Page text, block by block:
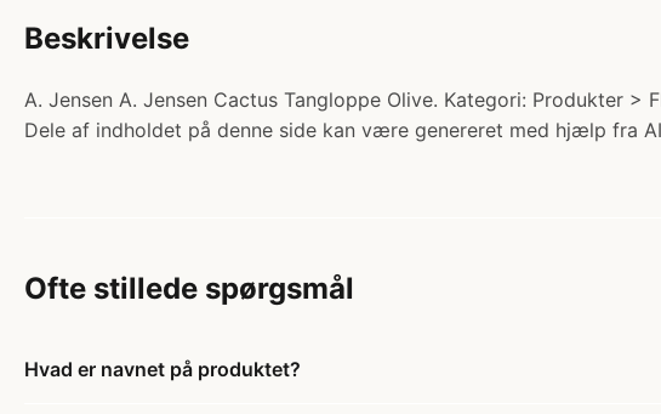
Beskrivelse
A. Jensen A. Jensen Cactus Tangloppe Olive. Kategori: Produkter >
Dele af indholdet på denne side kan være genereret med hjælp fra
Ofte stillede spørgsmål
Hvad er navnet på produktet?